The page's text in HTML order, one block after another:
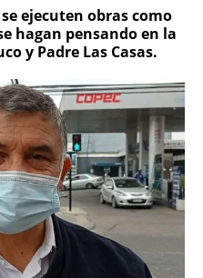
ejecuten obras como
hagan pensando en la
y Padre Las Casas.